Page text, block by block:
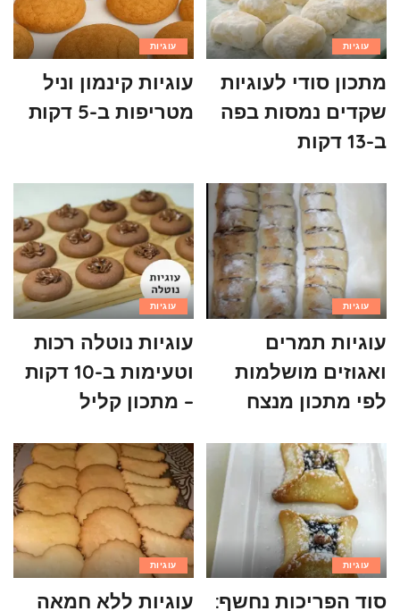
עוגיות
מתכון סודי לעוגיות
שקדים נמסות בפה
ב-13 דקות
עוגיות
עוגיות קינמון וניל
מטריפות ב-5 דקות
עוגיות
עוגיות תמרים
ואגוזים מושלמות
לפי מתכון מנצח
עוגיות
עוגיות נוטלה רכות
וטעימות ב-10 דקות
– מתכון קליל
עוגיות
סוד הפריכות נחשף:
עוגיות
עוגיות ללא חמאה